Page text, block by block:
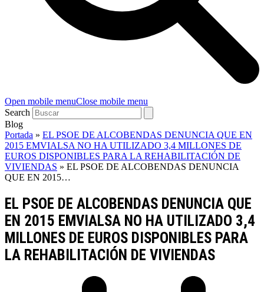
Open mobile menuClose mobile menu
Search
Blog
Portada » EL PSOE DE ALCOBENDAS DENUNCIA QUE EN
2015 EMVIALSA NO HA UTILIZADO 3,4 MILLONES DE
EUROS DISPONIBLES PARA LA REHABILITACIÓN DE
VIVIENDAS » EL PSOE DE ALCOBENDAS DENUNCIA
QUE EN 2015…
EL PSOE DE ALCOBENDAS DENUNCIA QUE
EN 2015 EMVIALSA NO HA UTILIZADO 3,4
MILLONES DE EUROS DISPONIBLES PARA
LA REHABILITACIÓN DE VIVIENDAS